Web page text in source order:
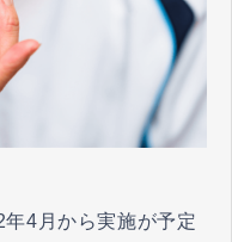
4月から実施が予定